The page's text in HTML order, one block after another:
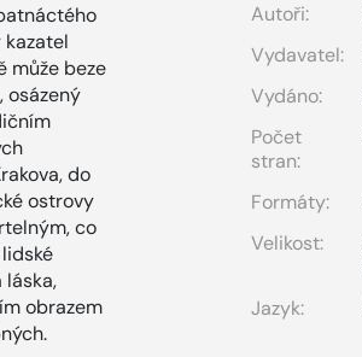
může beze
osázený
do
ostrovy
co
láska,
obrazem
Autoři:
Vydavatel:
Vydáno:
Počet
stran:
Formáty:
Velikost:
Jazyk: